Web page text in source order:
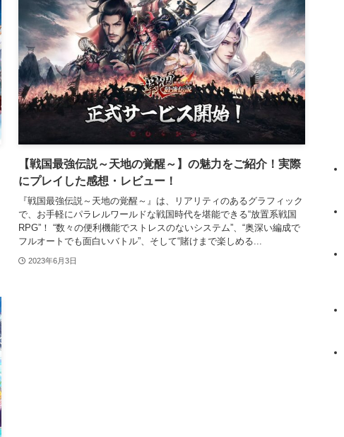
【戦国最強伝説～天地の覚醒～】の魅力をご紹介！実際
にプレイした感想・レビュー！
『戦国最強伝説～天地の覚醒～』は、リアリティのあるグラフィック
で、お手軽にパラレルワールドな戦国時代を堪能できる“放置系戦国
RPG”！ “数々の便利機能でストレスのないシステム”、“奥深い編成で
フルオートでも面白いバトル”、そして“賭けまで楽しめる...
2023年6月3日